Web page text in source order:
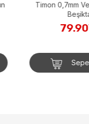
Timon 0,7mm Versatil Kalem
Beşiktaş